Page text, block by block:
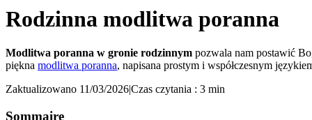
Rodzinna modlitwa poranna
Modlitwa poranna w gronie rodzinnym pozwala nam postawić
piękna modlitwa poranna, napisana prostym i współczesnym
Zaktualizowano 11/03/2026|Czas czytania : 3 min
Sommaire